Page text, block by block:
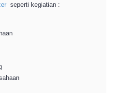
seperti kegiatian :